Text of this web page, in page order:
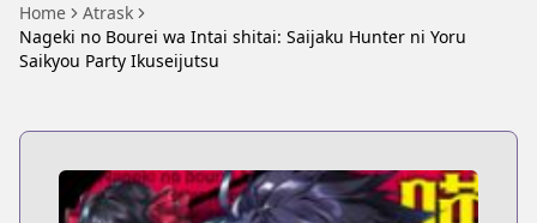
Home
Atrask
Nageki no Bourei wa Intai shitai: Saijaku Hunter ni Yoru
Saikyou Party Ikuseijutsu